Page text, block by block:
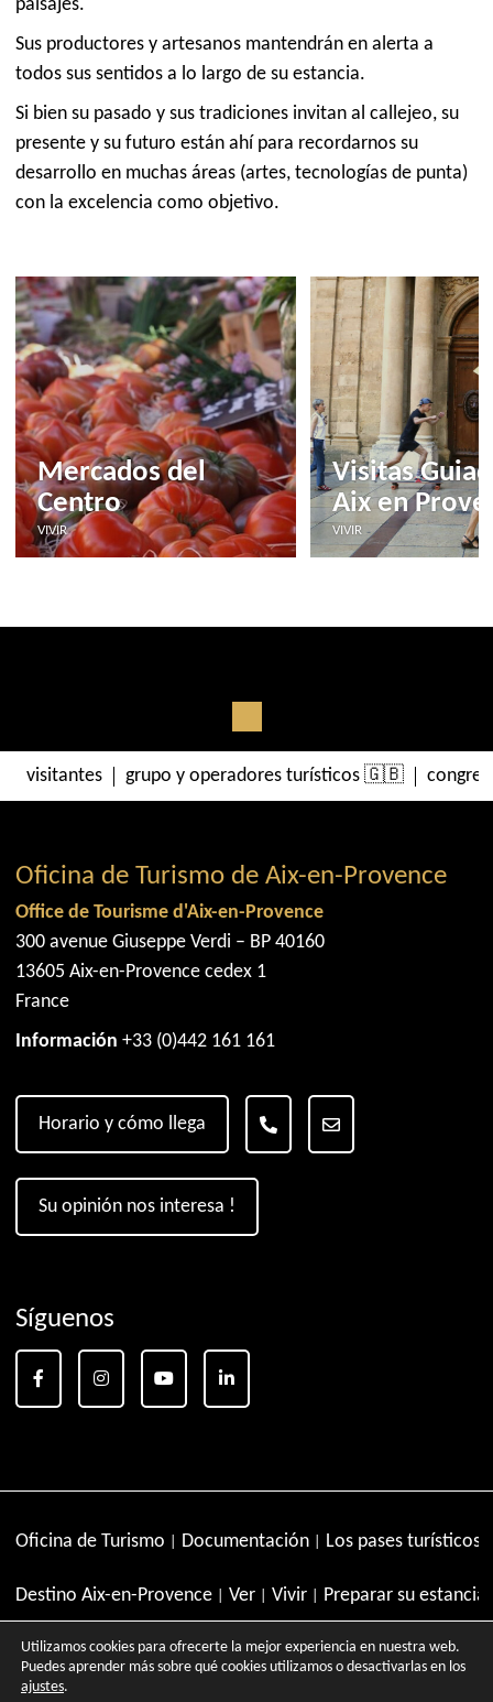
paisajes.
Sus productores y artesanos mantendrán en alerta a
todos sus sentidos a lo largo de su estancia.
Si bien su pasado y sus tradiciones invitan al callejeo, su
presente y su futuro están ahí para recordarnos su
desarrollo en muchas áreas (artes, tecnologías de punta)
con la excelencia como objetivo.
Mercados del
Centro
VIVIR
Visitas
Aix en
VIVIR
visitantes grupo y operadores turísticos 🇬🇧
Oficina de Turismo de Aix-en-Provence
Office de Tourisme d'Aix-en-Provence
300 avenue Giuseppe Verdi – BP 40160
13605 Aix-en-Provence cedex 1
France
Información +33 (0)442 161 161
Horario y cómo llega
Su opinión nos interesa !
Síguenos
Oficina de Turismo Documentación Los pases turísticos
Destino Aix-en-Provence Ver Vivir Preparar su estancia
Visitas Guiadas en Aix en Provence Excursiones en la
Utilizamos cookies para ofrecerte la mejor experiencia en nuestra web.
Puedes aprender más sobre qué cookies utilizamos o desactivarlas en los
ajustes.